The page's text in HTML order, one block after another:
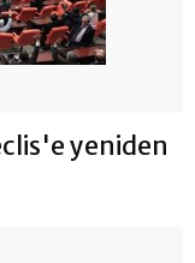
yeniden